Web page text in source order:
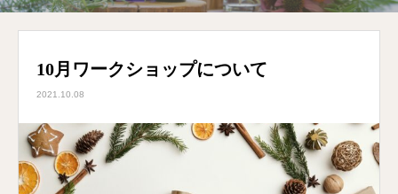
10月ワークショップについて
2021.10.08